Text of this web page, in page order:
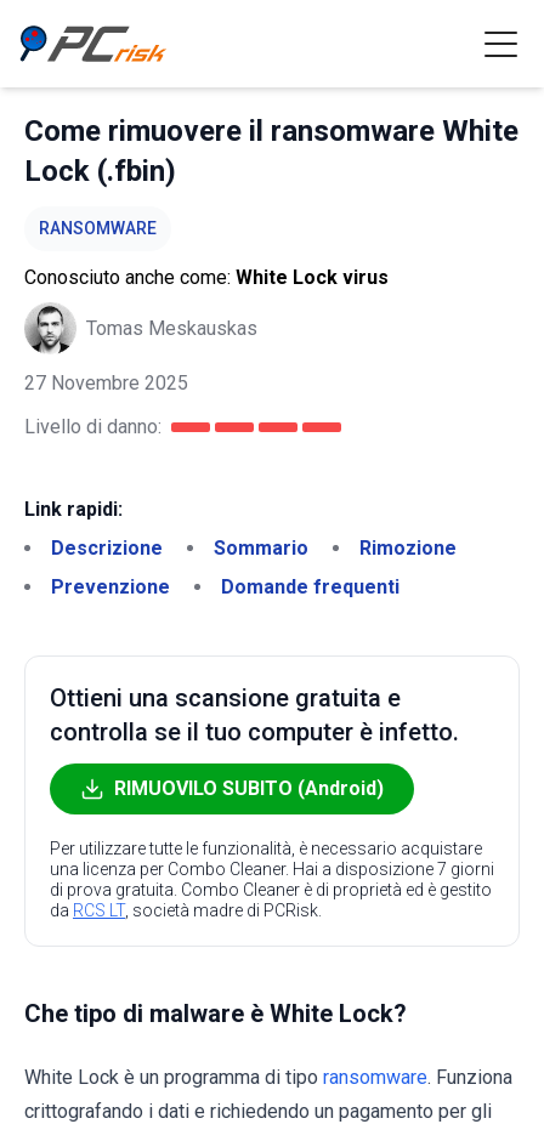
Come rimuovere il ransomware White
Lock (.fbin)
RANSOMWARE
Conosciuto anche come: White Lock virus
Tomas Meskauskas
27 Novembre 2025
Livello di danno:
Link rapidi:
Descrizione
Sommario
Rimozione
Prevenzione
Domande frequenti
Ottieni una scansione gratuita e
controlla se il tuo computer è infetto.
RIMUOVILO SUBITO (Android)
Per utilizzare tutte le funzionalità, è necessario acquistare
una licenza per Combo Cleaner. Hai a disposizione 7 giorni
di prova gratuita. Combo Cleaner è di proprietà ed è gestito
da RCS LT, società madre di PCRisk.
Che tipo di malware è White Lock?
White Lock è un programma di tipo ransomware. Funziona
crittografando i dati e richiedendo un pagamento per gli